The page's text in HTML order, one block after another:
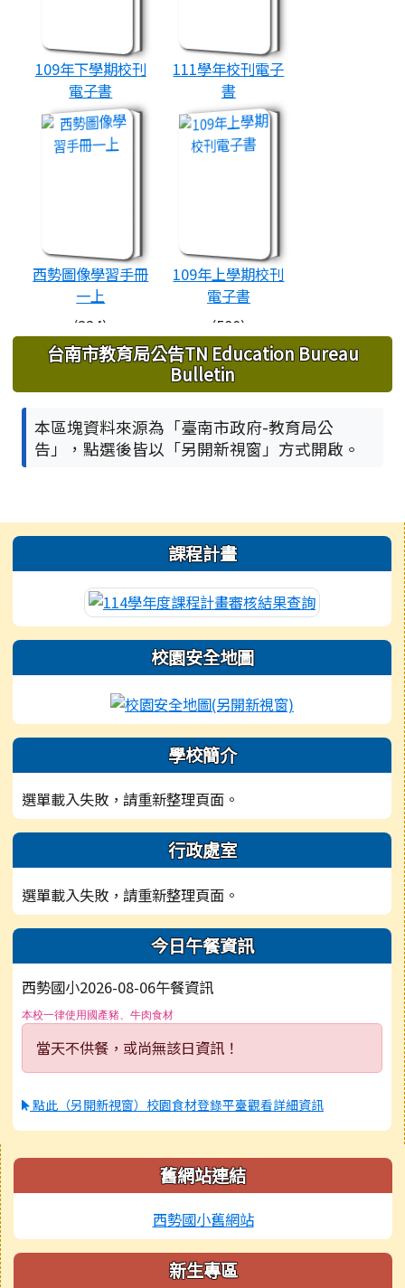
109年下學期校刊
電子書
(102)
111學年校刊電子
書
(115)
book:西勢圖像學習手冊一上
西勢圖像學習手冊
一上
(224)
book:109年上學期校刊
109年上學期校刊
電子書
(580)
台南市教育局公告TN Education Bureau
Bulletin
本區塊資料來源為「臺南市政府-教育局公
告」，點選後皆以「另開新視窗」方式開啟。
左邊區域內容 課程計畫
114學年度課程計畫審核結果
點擊上方圖片連結可前往臺南市課綱發展與課程計畫備查
校園安全地圖
學校簡介
選單載入失敗，請重新整理頁面。
行政處室
選單載入失敗，請重新整理頁面。
今日午餐資訊
西勢國小2026-08-06午餐資訊
本校一律使用國產豬、牛肉食材
當天不供餐，或尚無該日資訊！
點此（另開新視窗）校園食材登錄平臺觀看詳細資訊
右邊區域內容 舊網站連結
西勢國小舊網站
新生專區